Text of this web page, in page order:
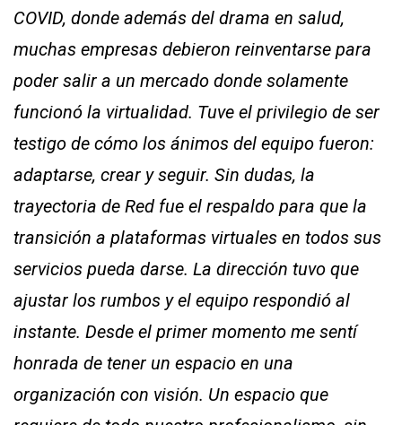
COVID, donde además del drama en salud,
muchas empresas debieron reinventarse para
poder salir a un mercado donde solamente
funcionó la virtualidad. Tuve el privilegio de ser
testigo de cómo los ánimos del equipo fueron:
adaptarse, crear y seguir. Sin dudas, la
trayectoria de Red fue el respaldo para que la
transición a plataformas virtuales en todos sus
servicios pueda darse. La dirección tuvo que
ajustar los rumbos y el equipo respondió al
instante. Desde el primer momento me sentí
honrada de tener un espacio en una
organización con visión. Un espacio que